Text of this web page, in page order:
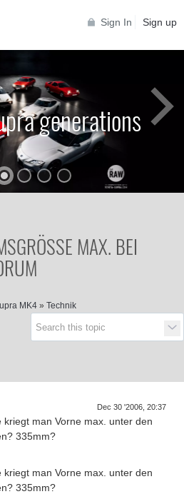
Sign In Sign up
generations
MAX. BEI
MK4 » Technik
Dec 30 '2006, 20:37
man Vorne max. unter den
335mm?
man Vorne max. unter den
335mm?